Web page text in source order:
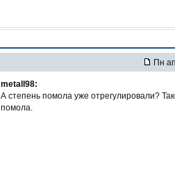
Пн
metall98:
А степень помола уже отрегулировали?
помола.